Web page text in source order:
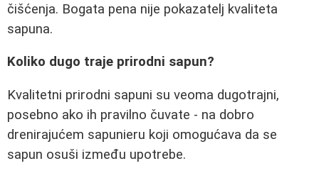
čišćenja. Bogata pena nije pokazatelj kvaliteta
sapuna.
Koliko dugo traje prirodni sapun?
Kvalitetni prirodni sapuni su veoma dugotrajni,
posebno ako ih pravilno čuvate - na dobro
drenirajućem sapunieru koji omogućava da se
sapun osuši između upotrebe.